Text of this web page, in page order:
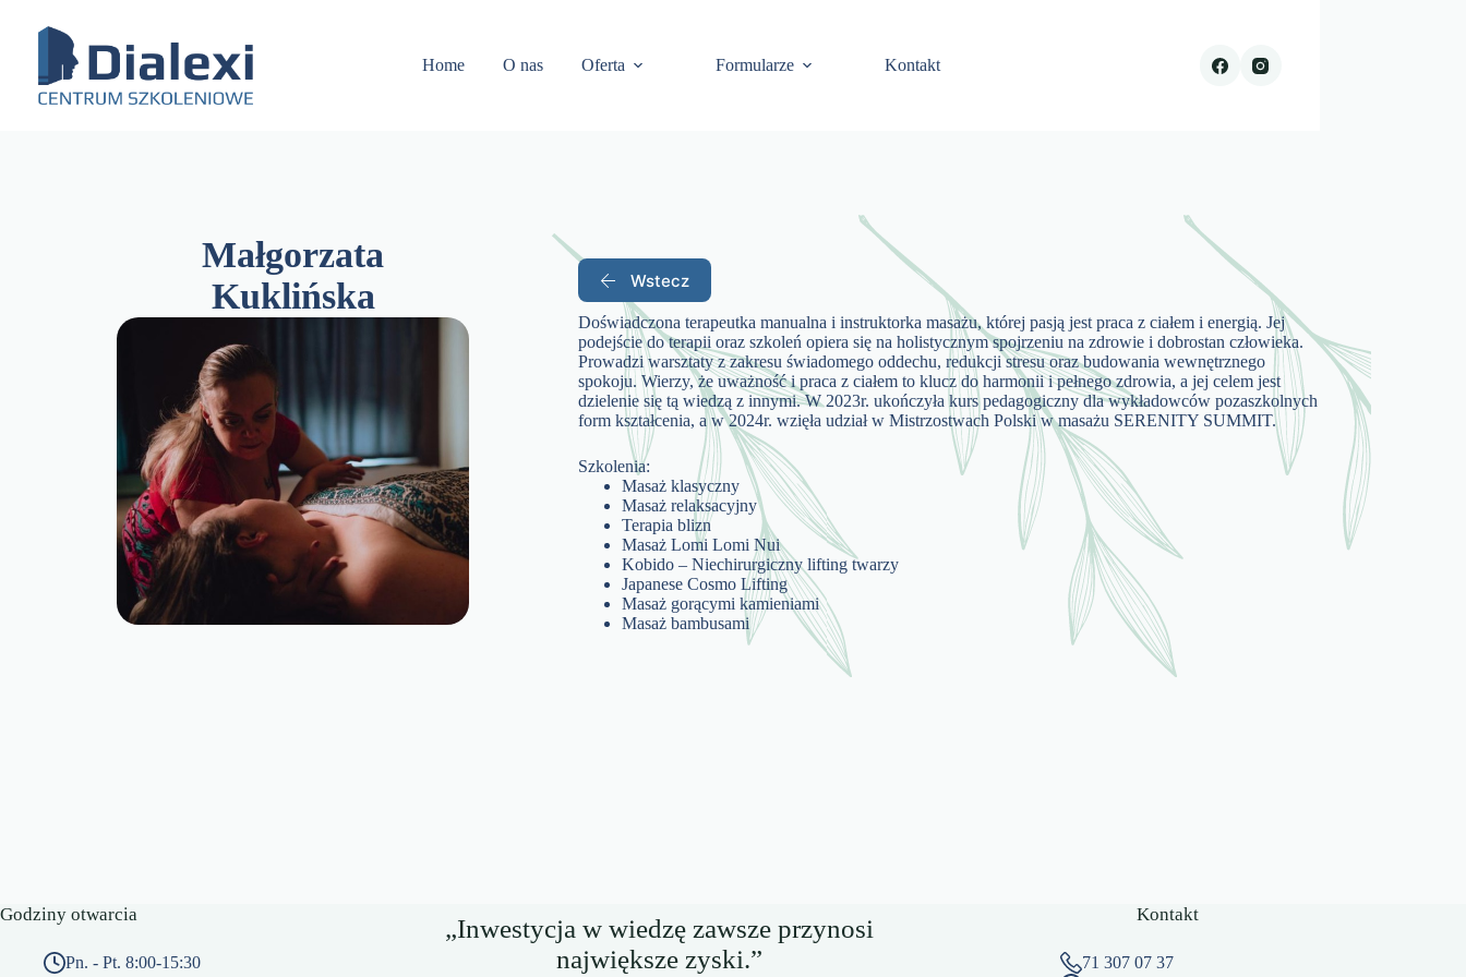
Home
O nas Oferta Formularze Kontakt
Małgorzata
Kuklińska
Wstecz
Doświadczona terapeutka manualna i instruktorka masażu, której pasją jest praca z ciałem i energią. Jej
podejście do terapii oraz szkoleń opiera się na holistycznym spojrzeniu na zdrowie i dobrostan człowieka.
Prowadzi warsztaty z zakresu świadomego oddechu, redukcji stresu oraz budowania wewnętrznego
spokoju. Wierzy, że uważność i praca z ciałem to klucz do harmonii i pełnego zdrowia, a jej celem jest
dzielenie się tą wiedzą z innymi. W 2023r. ukończyła kurs pedagogiczny dla wykładowców pozaszkolnych
form kształcenia, a w 2024r. wzięła udział w Mistrzostwach Polski w masażu SERENITY SUMMIT.
Szkolenia:
Masaż klasyczny
Masaż relaksacyjny
Terapia blizn
Masaż Lomi Lomi Nui
Kobido – Niechirurgiczny lifting twarzy
Japanese Cosmo Lifting
Masaż gorącymi kamieniami
Masaż bambusami
Godziny otwarcia
Pn. - Pt. 8:00-15:30
„Inwestycja w wiedzę zawsze przynosi
największe zyski.”
Kontakt
71 307 07 37